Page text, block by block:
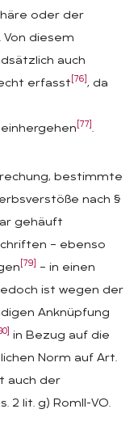
oder der
diesem
auch
erfasst [76] , da
[77] .
bestimmte
nach §
gehäuft
– ebenso
[79]
– in einen
ist wegen der
Anknüpfung
in Bezug auf die
Norm auf Art.
auch der
2 lit. g) RomII-VO.